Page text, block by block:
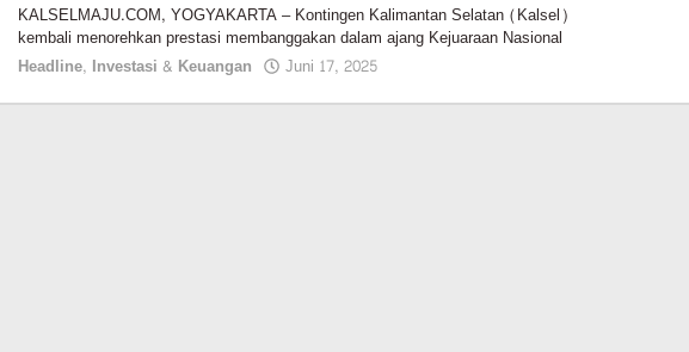
KALSELMAJU.COM, YOGYAKARTA – Kontingen Kalimantan Selatan (Kalsel)
kembali menorehkan prestasi membanggakan dalam ajang Kejuaraan Nasional
Headline, Investasi & Keuangan Juni 17, 2025